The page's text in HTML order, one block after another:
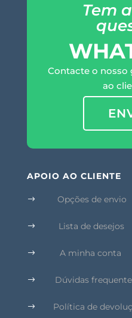
Tem
Contacte o nosso
ao
APOIO AO CLIENTE
$ Opções de envio
$ Lista de desejos
$ A minha conta
$ Dúvidas
$ Política de